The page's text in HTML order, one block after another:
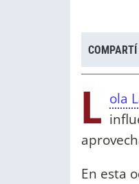
L ola
En esta